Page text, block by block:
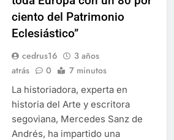
ciento del Patrimonio
Eclesiástico”
cedrus16
3 años
atrás
0 7 minutos
La historiadora, experta en
historia del Arte y escritora
segoviana, Mercedes Sanz de
Andrés, ha impartido una